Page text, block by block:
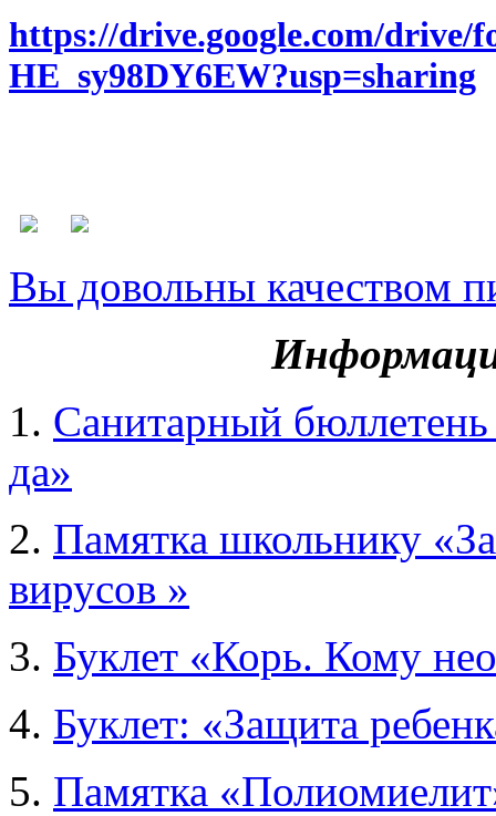
https://drive.google.com/
HE_sy98DY6EW?usp=sharing
Вы довольны качеством
1. Санитарный
да»
2. Памятка школьнику
вирусов »
3. Буклет «Корь. Кому
4. Буклет: «Защита
5. Памятка